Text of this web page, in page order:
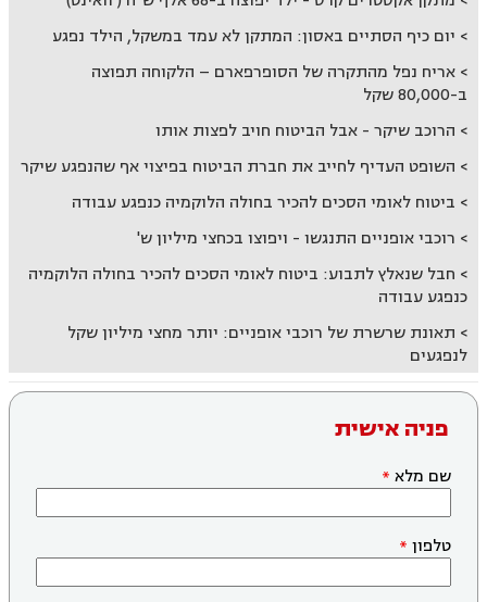
יום כיף הסתיים באסון: המתקן לא עמד במשקל, הילד נפגע
אריח נפל מהתקרה של הסופרפארם – הלקוחה תפוצה
ב-80,000 שקל
הרוכב שיקר - אבל הביטוח חויב לפצות אותו
השופט העדיף לחייב את חברת הביטוח בפיצוי אף שהנפגע שיקר
ביטוח לאומי הסכים להכיר בחולה הלוקמיה כנפגע עבודה
רוכבי אופניים התנגשו - ויפוצו בכחצי מיליון ש'
חבל שנאלץ לתבוע: ביטוח לאומי הסכים להכיר בחולה הלוקמיה
כנפגע עבודה
תאונת שרשרת של רוכבי אופניים: יותר מחצי מיליון שקל
לנפגעים
פניה אישית
שם מלא
טלפון